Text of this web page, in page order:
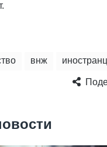
внж